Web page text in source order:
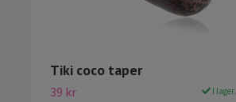
Tiki coco taper
39 kr I lager.